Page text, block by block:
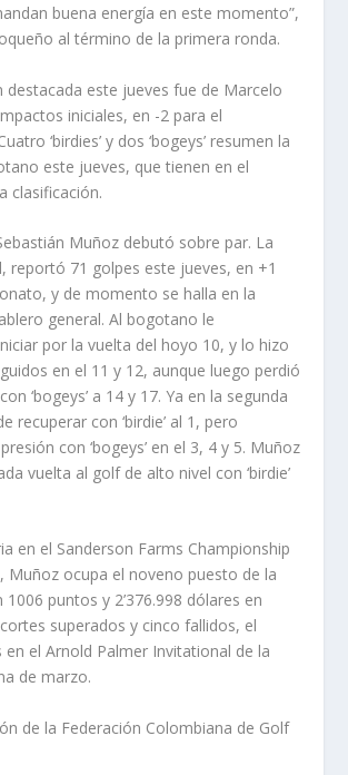
buena energía en este momento”,
al término de la primera ronda.
destacada este jueves fue de Marcelo
iniciales, en -2 para el
‘birdies’ y dos ‘bogeys’ resumen la
este jueves, que tienen en el
clasificación.
Muñoz debutó sobre par. La
reportó 71 golpes este jueves, en +1
y de momento se halla en la
general. Al bogotano le
por la vuelta del hoyo 10, y lo hizo
en el 11 y 12, aunque luego perdió
‘bogeys’ a 14 y 17. Ya en la segunda
recuperar con ‘birdie’ al 1, pero
con ‘bogeys’ en el 3, 4 y 5. Muñoz
vuelta al golf de alto nivel con ‘birdie’
en el Sanderson Farms Championship
Muñoz ocupa el noveno puesto de la
1006 puntos y 2’376.998 dólares en
superados y cinco fallidos, el
el Arnold Palmer Invitational de la
de marzo.
de la Federación Colombiana de Golf